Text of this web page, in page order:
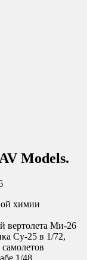
Models.
химии
вертолета Ми-26
Су-25 в 1/72,